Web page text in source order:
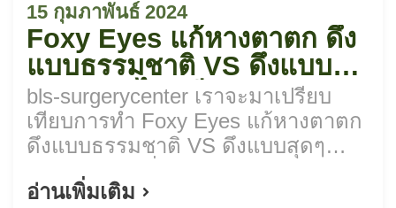
15 กุมภาพันธ์ 2024
Foxy Eyes แก้หางตาตก ดึง
แบบธรรมชาติ VS ดึงแบบ
สุดๆ แบบไหนดี?
bls-surgerycenter เราจะมาเปรียบ
เทียบการทำ Foxy Eyes แก้หางตาตก
ดึงแบบธรรมชาติ VS ดึงแบบสุดๆ
แบบไหนดี? เพื่อให้ทุกคนตัดใจได้ง่าย
ขึ้น!
อ่านเพิ่มเติม